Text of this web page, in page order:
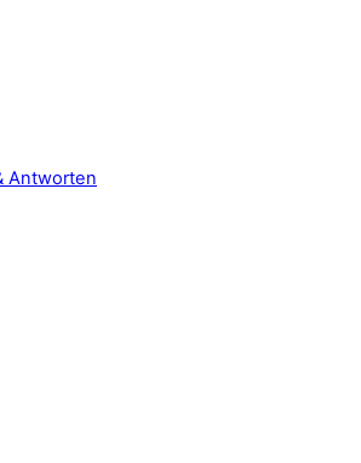
Antworten